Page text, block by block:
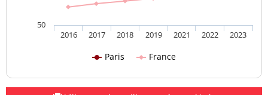
Paris France
2016 2017 2018 2019 2021 2022 2023
50